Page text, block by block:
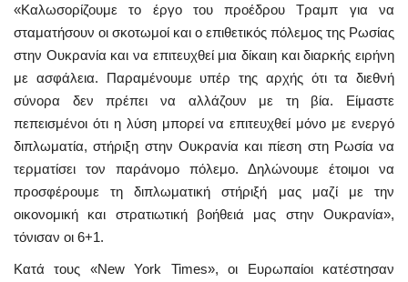
«Καλωσορίζουμε το έργο του προέδρου Τραμπ για να
σταματήσουν οι σκοτωμοί και ο επιθετικός πόλεμος της Ρωσίας
στην Ουκρανία και να επιτευχθεί μια δίκαιη και διαρκής ειρήνη
με ασφάλεια. Παραμένουμε υπέρ της αρχής ότι τα διεθνή
σύνορα δεν πρέπει να αλλάζουν με τη βία. Είμαστε
πεπεισμένοι ότι η λύση μπορεί να επιτευχθεί μόνο με ενεργό
διπλωματία, στήριξη στην Ουκρανία και πίεση στη Ρωσία να
τερματίσει τον παράνομο πόλεμο. Δηλώνουμε έτοιμοι να
προσφέρουμε τη διπλωματική στήριξή μας μαζί με την
οικονομική και στρατιωτική βοήθειά μας στην Ουκρανία»,
τόνισαν οι 6+1.
Κατά τους «New York Times», οι Ευρωπαίοι κατέστησαν